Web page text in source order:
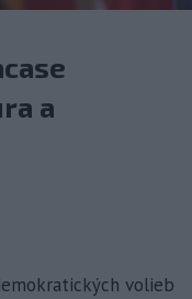
a
volieb